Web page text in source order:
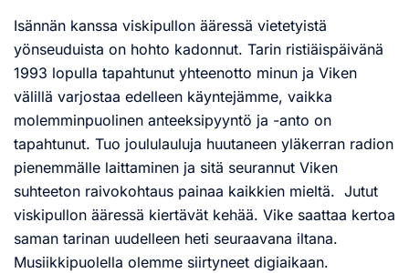
Isännän kanssa viskipullon ääressä vietetyistä
yönseuduista on hohto kadonnut. Tarin ristiäispäivänä
1993 lopulla tapahtunut yhteenotto minun ja Viken
välillä varjostaa edelleen käyntejämme, vaikka
molemminpuolinen anteeksipyyntö ja -anto on
tapahtunut. Tuo joululauluja huutaneen yläkerran radion
pienemmälle laittaminen ja sitä seurannut Viken
suhteeton raivokohtaus painaa kaikkien mieltä. Jutut
viskipullon ääressä kiertävät kehää. Vike saattaa kertoa
saman tarinan uudelleen heti seuraavana iltana.
Musiikkipuolella olemme siirtyneet digiaikaan.